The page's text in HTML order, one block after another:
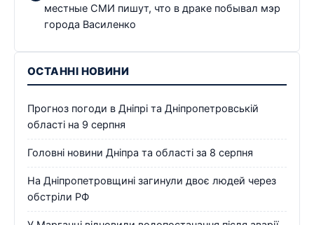
местные СМИ пишут, что в драке побывал мэр
города Василенко
ОСТАННІ НОВИНИ
Прогноз погоди в Дніпрі та Дніпропетровській
області на 9 серпня
Головні новини Дніпра та області за 8 серпня
На Дніпропетровщині загинули двоє людей через
обстріли РФ